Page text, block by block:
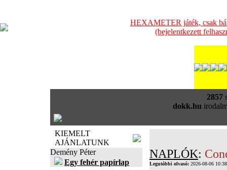
HEXAMETER játék, csak
(bejelentkezett
2857
dokk.hu
KIEMELT
AJÁNLATUNK
Demény Péter
Egy fehér papírlap
NAPLÓK:
Legutóbbi olvasó: 2026-08-06